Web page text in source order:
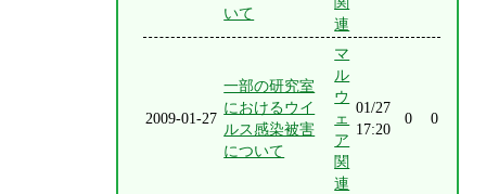
いて
連
2009-01-27
一部の研究室
におけるウイ
ルス感染被害
について
マ
ル
ウ
ェ
ア
関
連
01/27
17:20
0 0